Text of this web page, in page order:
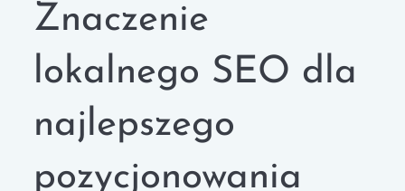
Znaczenie
lokalnego SEO dla
najlepszego
pozycjonowania